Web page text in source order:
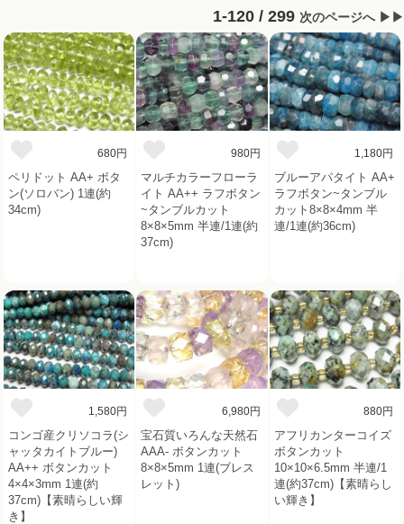
1-120 / 299 次のページへ ▶▶
680円
ペリドット AA+ ボタ
ン(ソロバン) 1連(約
34cm)
980円
マルチカラーフローラ
イト AA++ ラフボタン
~タンブルカット
8×8×5mm 半連/1連(約
37cm)
1,180円
ブルーアパタイト AA+
ラフボタン~タンブル
カット8×8×4mm 半
連/1連(約36cm)
1,580円
コンゴ産クリソコラ(シ
ャッタカイトブルー)
AA++ ボタンカット
4×4×3mm 1連(約
37cm)【素晴らしい輝
き】
6,980円
宝石質いろんな天然石
AAA- ボタンカット
8×8×5mm 1連(ブレス
レット)
880円
アフリカンターコイズ
ボタンカット
10×10×6.5mm 半連/1
連(約37cm)【素晴らし
い輝き】